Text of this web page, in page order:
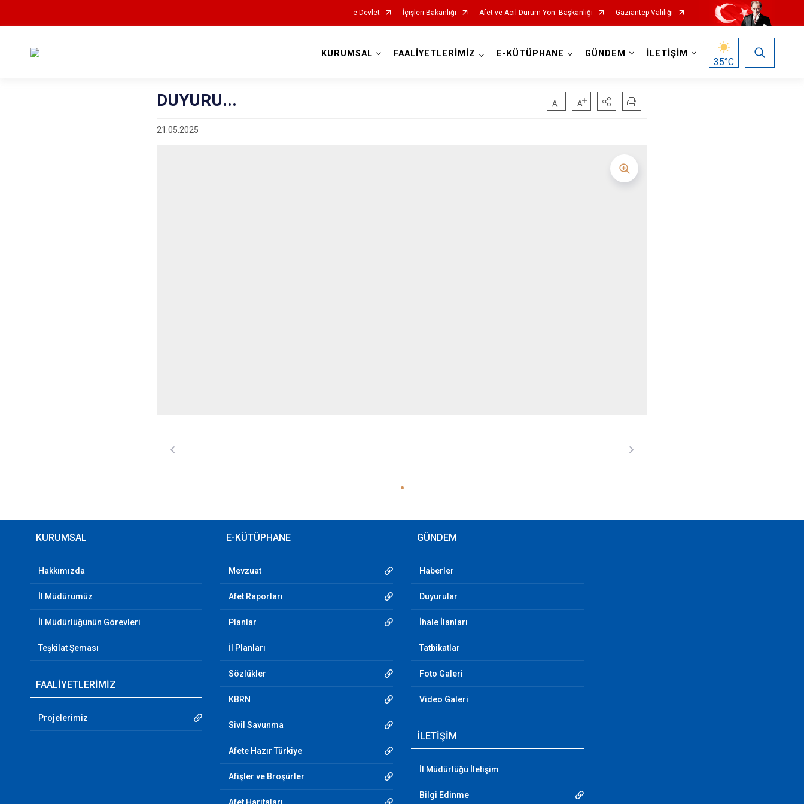
e-Devlet İçişleri Bakanlığı Afet ve Acil Durum Yön. Başkanlığı Gaziantep Valiliği
KURUMSAL FAALİYETLERİMİZ E-KÜTÜPHANE GÜNDEM İLETİŞİM
35°C
DUYURU...
21.05.2025
KURUMSAL
Hakkımızda
İl Müdürümüz
İl Müdürlüğünün Görevleri
Teşkilat Şeması
FAALİYETLERİMİZ
Projelerimiz
E-KÜTÜPHANE
Mevzuat
Afet Raporları
Planlar
İl Planları
Sözlükler
KBRN
Sivil Savunma
Afete Hazır Türkiye
Afişler ve Broşürler
GÜNDEM
Haberler
Duyurular
İhale İlanları
Tatbikatlar
Foto Galeri
Video Galeri
İLETİŞİM
İl Müdürlüğü İletişim
Bilgi Edinme